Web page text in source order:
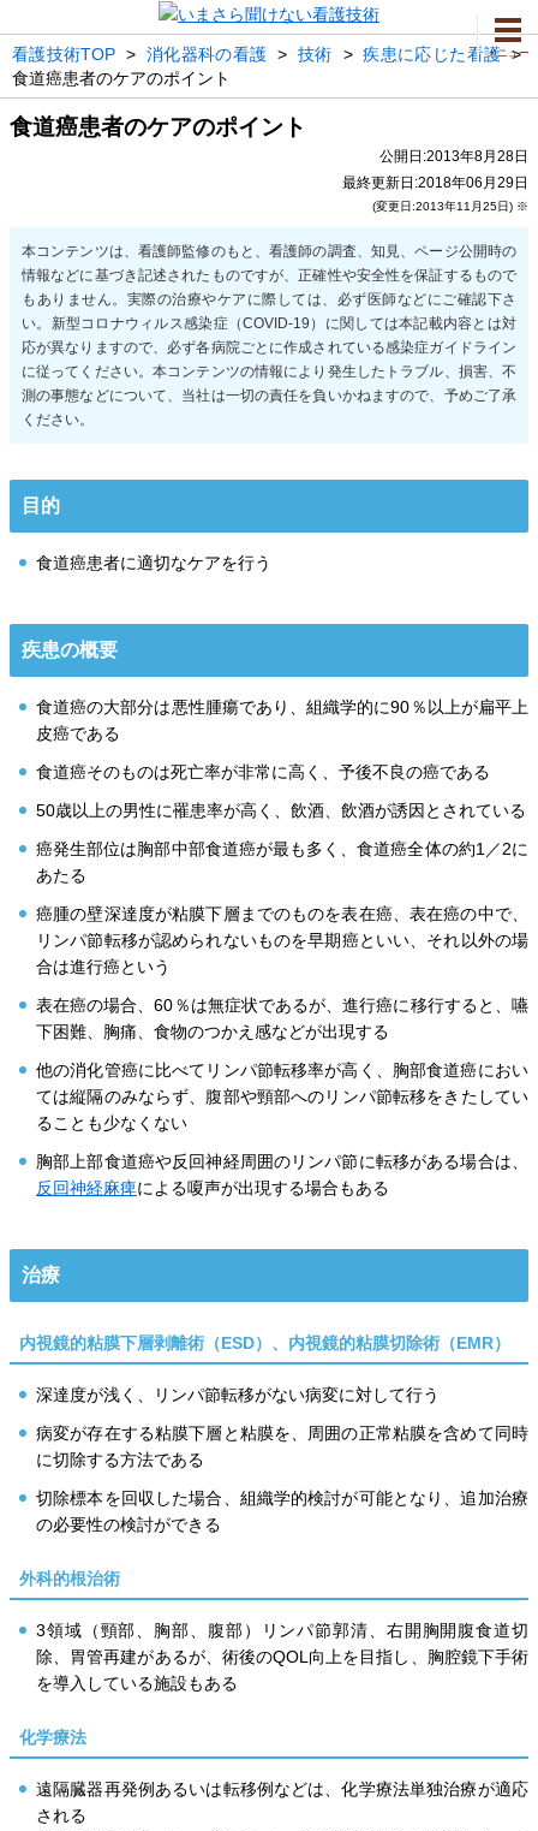
メニュー
看護技術TOP > 消化器科の看護 >技術 >疾患に応じた看護>
食道癌患者のケアのポイント
食道癌患者のケアのポイント
公開日:2013年8月28日
最終更新日:2018年06月29日
(変更日:2013年11月25日) ※
目的
食道癌患者に適切なケアを行う
疾患の概要
食道癌の大部分は悪性腫瘍であり、組織学的に90％以上が扁平上
皮癌である
食道癌そのものは死亡率が非常に高く、予後不良の癌である
50歳以上の男性に罹患率が高く、飲酒、飲酒が誘因とされている
癌発生部位は胸部中部食道癌が最も多く、食道癌全体の約1／2に
あたる
癌腫の壁深達度が粘膜下層までのものを表在癌、表在癌の中で、
リンパ節転移が認められないものを早期癌といい、それ以外の場
合は進行癌という
表在癌の場合、60％は無症状であるが、進行癌に移行すると、嚥
下困難、胸痛、食物のつかえ感などが出現する
他の消化管癌に比べてリンパ節転移率が高く、胸部食道癌におい
ては縦隔のみならず、腹部や頸部へのリンパ節転移をきたしてい
ることも少なくない
胸部上部食道癌や反回神経周囲のリンパ節に転移がある場合は、
反回神経麻痺による嗄声が出現する場合もある
治療
内視鏡的粘膜下層剥離術（ESD）、内視鏡的粘膜切除術（EMR）
深達度が浅く、リンパ節転移がない病変に対して行う
病変が存在する粘膜下層と粘膜を、周囲の正常粘膜を含めて同時
に切除する方法である
切除標本を回収した場合、組織学的検討が可能となり、追加治療
の必要性の検討ができる
外科的根治術
3領域（頸部、胸部、腹部）リンパ節郭清、右開胸開腹食道切
除、胃管再建があるが、術後のQOL向上を目指し、胸腔鏡下手術
を導入している施設もある
化学療法
遠隔臓器再発例あるいは転移例などは、化学療法単独治療が適応
される